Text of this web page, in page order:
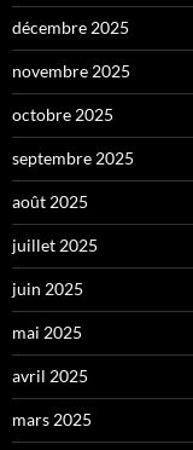
décembre 2025
novembre 2025
octobre 2025
septembre 2025
août 2025
juillet 2025
juin 2025
mai 2025
avril 2025
mars 2025